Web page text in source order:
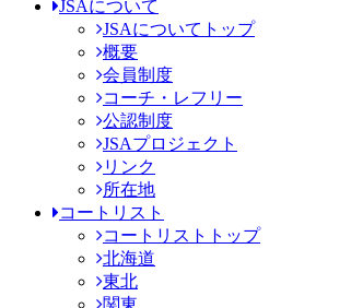
JSAについて
JSAについてトップ
概要
会員制度
コーチ・レフリー
公認制度
JSAプロジェクト
リンク
所在地
コートリスト
コートリストトップ
北海道
東北
関東